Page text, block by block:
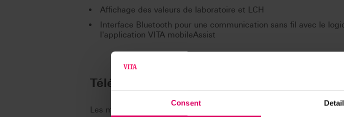
Consent
Affichage des valeurs de laboratoire et LCH
Interface Bluetooth pour une communication sans fil avec le
l'application VITA mobileAssist
Téléchargements
Les modes d'emploi de nos produits sont disponibles